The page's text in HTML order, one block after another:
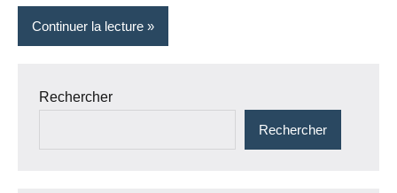
Continuer la lecture
Rechercher
Rechercher